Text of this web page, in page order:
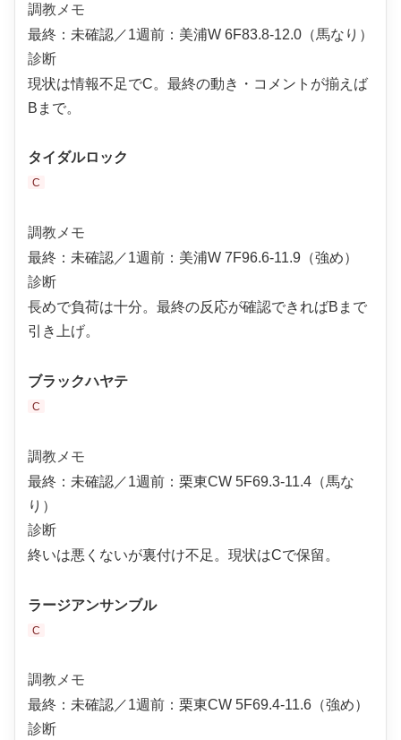
調教メモ
最終：未確認／1週前：美浦W 6F83.8-12.0（馬なり）
診断
現状は情報不足でC。最終の動き・コメントが揃えば
Bまで。
タイダルロック
C
調教メモ
最終：未確認／1週前：美浦W 7F96.6-11.9（強め）
診断
長めで負荷は十分。最終の反応が確認できればBまで
引き上げ。
ブラックハヤテ
C
調教メモ
最終：未確認／1週前：栗東CW 5F69.3-11.4（馬な
り）
診断
終いは悪くないが裏付け不足。現状はCで保留。
ラージアンサンブル
C
調教メモ
最終：未確認／1週前：栗東CW 5F69.4-11.6（強め）
診断